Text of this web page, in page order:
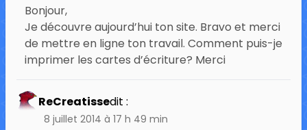
Bonjour,
Je découvre aujourd’hui ton site. Bravo et merci
de mettre en ligne ton travail. Comment puis-je
imprimer les cartes d’écriture? Merci
ReCreatissedit :
8 juillet 2014 à 17 h 49 min